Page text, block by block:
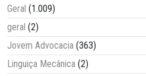
Geral (1.009)
geral (2)
Jovem Advocacia (363)
Linguiça Mecânica (2)